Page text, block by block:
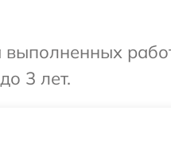
выполненных
3 лет.